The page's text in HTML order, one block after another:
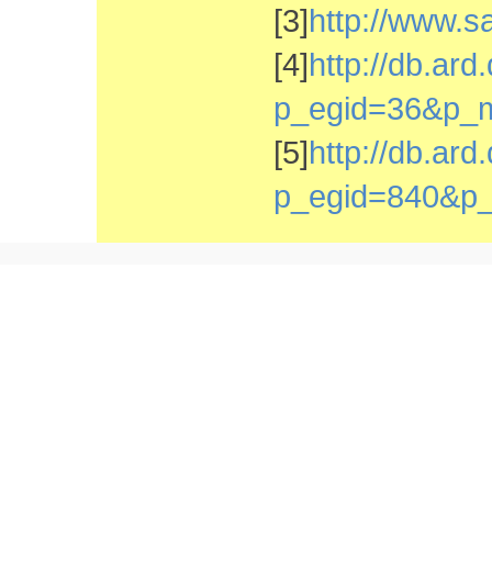
[3]http://
[4]http://
[5]http://